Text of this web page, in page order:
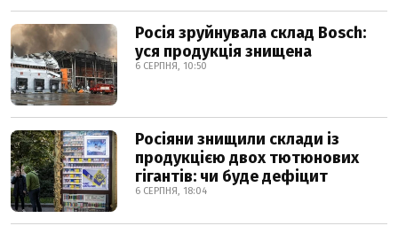
Росія зруйнувала склад Bosch:
уся продукція знищена
6 СЕРПНЯ, 10:50
Росіяни знищили склади із
продукцією двох тютюнових
гігантів: чи буде дефіцит
6 СЕРПНЯ, 18:04